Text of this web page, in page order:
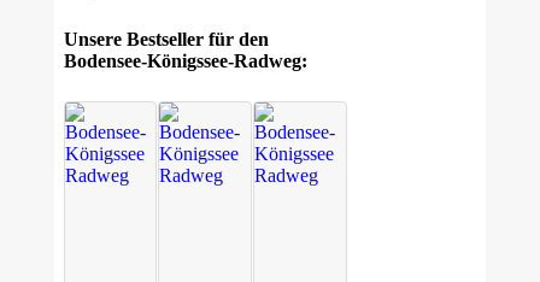
Unsere Bestseller für den
Bodensee-Königssee-Radweg: